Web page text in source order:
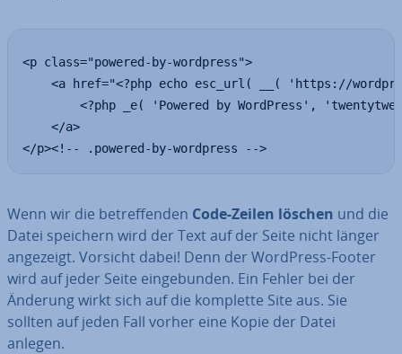
<p class="powered-by-wordpress">
<a href="<?php echo esc_url( __( 'https://
<?php _e( 'Powered by WordPress',
    </a>
</p><!-- .powered-by-wordpress -->
Wenn wir die be­tref­fen­den Code-Zeilen löschen und die
Datei speichern wird der Text auf der Seite nicht länger
angezeigt. Vorsicht dabei! Denn der WordPress-Footer
wird auf jeder Seite ein­ge­bun­den. Ein Fehler bei der
Änderung wirkt sich auf die komplette Site aus. Sie
sollten auf jeden Fall vorher eine Kopie der Datei
anlegen.